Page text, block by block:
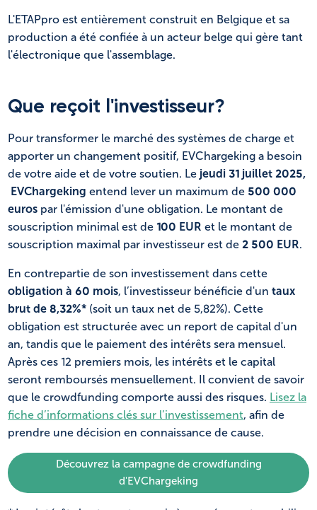
L'ETAPpro est entièrement construit en Belgique et sa
production a été confiée à un acteur belge qui gère tant
l'électronique que l'assemblage.
Que reçoit l'investisseur?
Pour transformer le marché des systèmes de charge et
apporter un changement positif, EVChargeking a besoin
de votre aide et de votre soutien. Le jeudi 31 juillet 2025,
EVChargeking entend lever un maximum de 500 000
euros par l'émission d'une obligation. Le montant de
souscription minimal est de 100 EUR et le montant de
souscription maximal par investisseur est de 2 500 EUR.
En contrepartie de son investissement dans cette
obligation à 60 mois, l’investisseur bénéficie d'un taux
brut de 8,32%* (soit un taux net de 5,82%). Cette
obligation est structurée avec un report de capital d'un
an, tandis que le paiement des intérêts sera mensuel.
Après ces 12 premiers mois, les intérêts et le capital
seront remboursés mensuellement. Il convient de savoir
que le crowdfunding comporte aussi des risques. Lisez la
fiche d’informations clés sur l’investissement, afin de
prendre une décision en connaissance de cause.
Découvrez la campagne de crowdfunding
d'EVChargeking